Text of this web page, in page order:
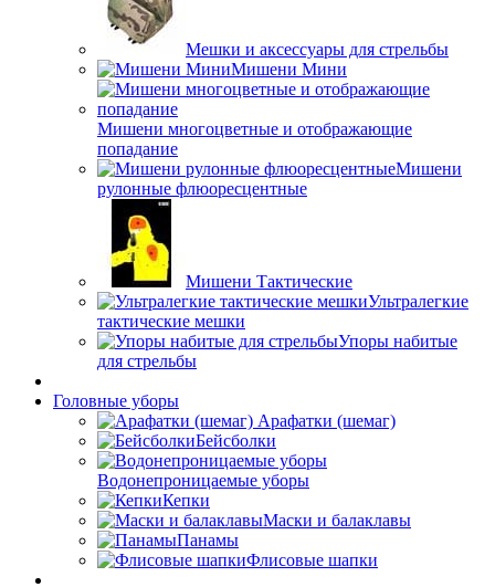
Мешки и аксессуары для стрельбы
Мишени Мини
Мишени многоцветные и отображающие
попадание
Мишени
рулонные флюоресцентные
Мишени Тактические
Ультралегкие
тактические мешки
Упоры набитые
для стрельбы
Головные уборы
Арафатки (шемаг)
Бейсболки
Водонепроницаемые уборы
Кепки
Маски и балаклавы
Панамы
Флисовые шапки